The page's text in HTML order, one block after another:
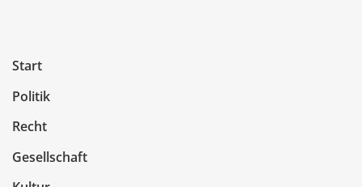
Start
Politik
Recht
Gesellschaft